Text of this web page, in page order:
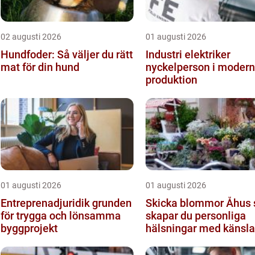
02 augusti 2026
Hundfoder: Så väljer du rätt
mat för din hund
01 augusti 2026
Industri elektriker
nyckelperson i modern
produktion
01 augusti 2026
Entreprenadjuridik grunden
för trygga och lönsamma
byggprojekt
01 augusti 2026
Skicka blommor Åhus så
skapar du personliga
hälsningar med känsla